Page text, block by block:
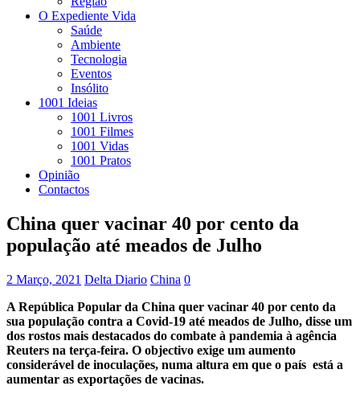
O Expediente Vida
Saúde
Ambiente
Tecnologia
Eventos
Insólito
1001 Ideias
1001 Livros
1001 Filmes
1001 Vidas
1001 Pratos
Opinião
Contactos
China quer vacinar 40 por cento da
população até meados de Julho
2 Março, 2021 Delta Diario China 0
A República Popular da China quer vacinar 40 por cento da
sua população contra a Covid-19 até meados de Julho, disse um
dos rostos mais destacados do combate à pandemia à agência
Reuters na terça-feira. O objectivo exige um aumento
considerável de inoculações, numa altura em que o país está a
aumentar as exportações de vacinas.